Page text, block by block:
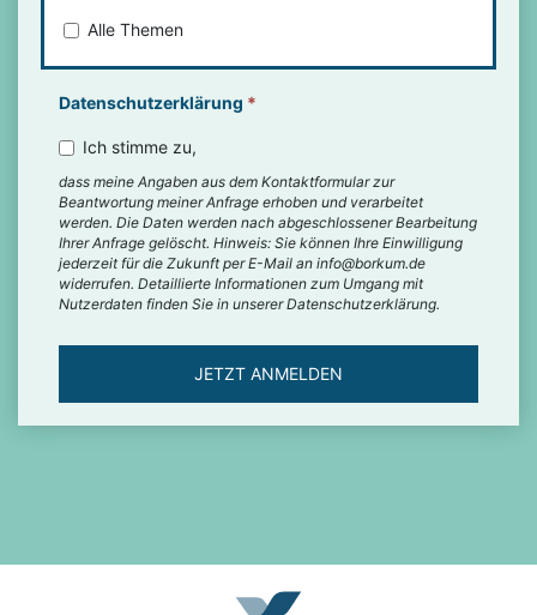
Alle Themen
Datenschutzerklärung *
Ich stimme zu,
dass meine Angaben aus dem Kontaktformular zur
Beantwortung meiner Anfrage erhoben und verarbeitet
werden. Die Daten werden nach abgeschlossener Bearbeitung
Ihrer Anfrage gelöscht. Hinweis: Sie können Ihre Einwilligung
jederzeit für die Zukunft per E-Mail an info@borkum.de
widerrufen. Detaillierte Informationen zum Umgang mit
Nutzerdaten finden Sie in unserer Datenschutzerklärung.
JETZT ANMELDEN